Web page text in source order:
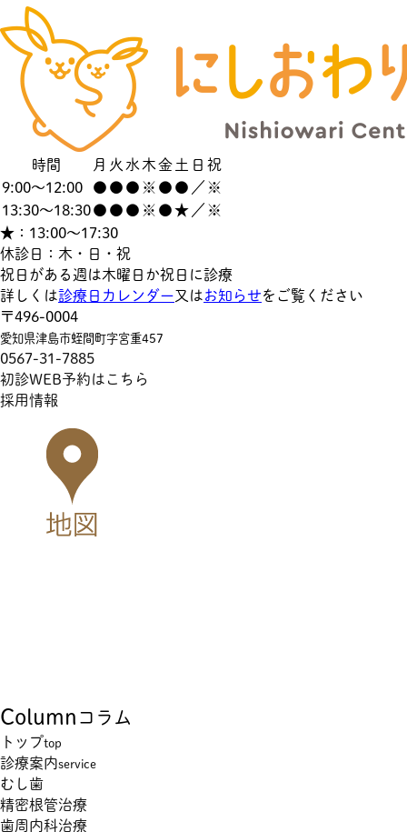
時間 月 火水木金土 日 祝
9:00～12:00 ●●●※●● ／※
13:30～18:30●●●※●★／※
★：13:00～17:30
休診日：木・日・祝
祝日がある週は木曜日か祝日に診療
詳しくは診療日カレンダー又はお知らせをご覧ください
〒496-0004
愛知県津島市蛭間町字宮重457
0567-31-7885
初診WEB予約はこちら
採用情報
Columnコラム
トップtop
診療案内service
むし歯
精密根管治療
歯周内科治療